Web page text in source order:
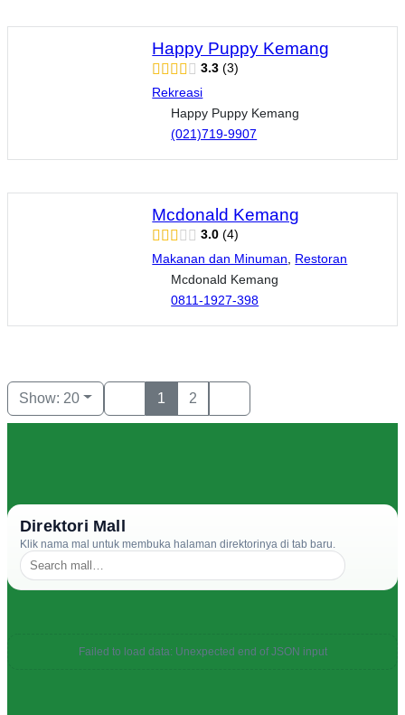
Happy Puppy Kemang
3.3 3
Rekreasi
Happy Puppy Kemang
(021)719-9907
Mcdonald Kemang
3.0 4
Makanan dan Minuman, Restoran
Mcdonald Kemang
0811-1927-398
Show: 20 1 2
Direktori Mall
Klik nama mal untuk membuka halaman direktorinya di tab baru.
Failed to load data: Unexpected end of JSON input